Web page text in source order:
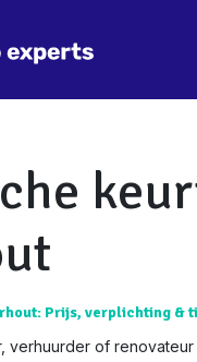
Prijs, verplichting &
verhuurder of